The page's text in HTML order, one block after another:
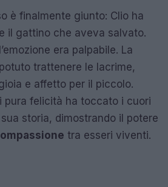
è finalmente giunto: Clio ha
il gattino che aveva salvato.
era palpabile. La
trattenere le lacrime,
e affetto per il piccolo.
pura felicità ha toccato i cuori
storia, dimostrando il potere
tra esseri viventi.